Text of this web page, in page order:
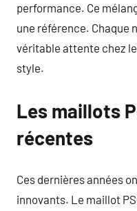
performance. Ce
une référence. Chaque
véritable attente chez
style.
Les maillots
récentes
Ces dernières années
innovants. Le maillot